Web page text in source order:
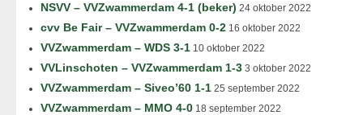
NSVV – VVZwammerdam 4-1 (beker) 24 oktober 2022
cvv Be Fair – VVZwammerdam 0-2 16 oktober 2022
VVZwammerdam – WDS 3-1 10 oktober 2022
VVLinschoten – VVZwammerdam 1-3 3 oktober 2022
VVZwammerdam – Siveo’60 1-1 25 september 2022
VVZwammerdam – MMO 4-0 18 september 2022